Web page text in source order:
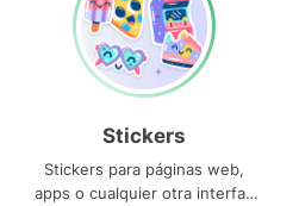
Stickers
Stickers para páginas web,
apps o cualquier otra interfaz